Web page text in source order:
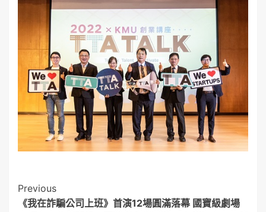
Post
Previous
《我在詐騙公司上班》首演12場圓滿落幕 國寶級劇場